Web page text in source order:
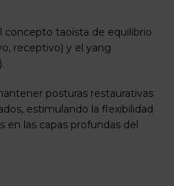
concepto taoísta de equilibrio
receptivo) y el yang
posturas restaurativas
estimulando la flexibilidad
en las capas profundas del